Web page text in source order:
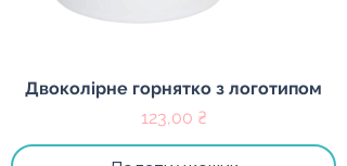
Двоколірне горнятко з логотипом
Ціна
123,00 ₴